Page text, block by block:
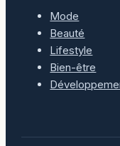
Mode
Beauté
Lifestyle
Bien-être